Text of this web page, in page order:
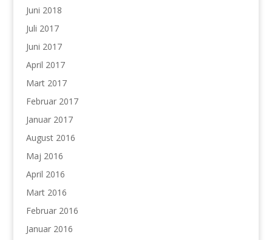
Juni 2018
Juli 2017
Juni 2017
April 2017
Mart 2017
Februar 2017
Januar 2017
August 2016
Maj 2016
April 2016
Mart 2016
Februar 2016
Januar 2016